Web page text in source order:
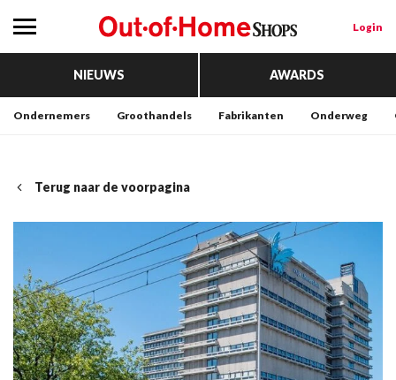
Login
NIEUWS AWARDS
Ondernemers Groothandels Fabrikanten Onderweg
Terug naar de voorpagina